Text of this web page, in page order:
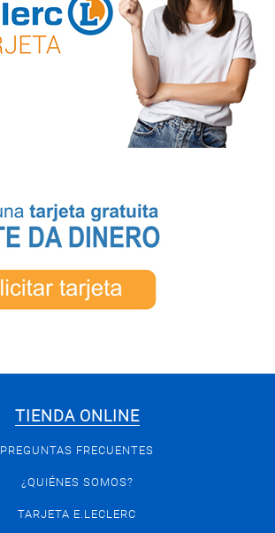
TIENDA ONLINE
PREGUNTAS FRECUENTES
¿QUIÉNES SOMOS?
TARJETA E.LECLERC